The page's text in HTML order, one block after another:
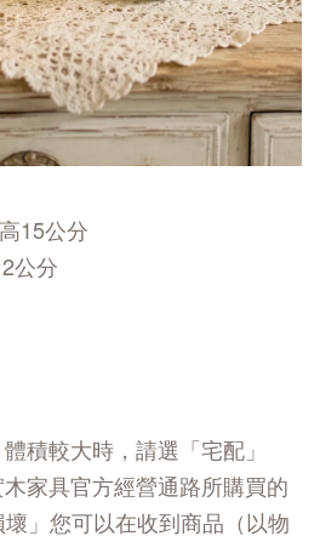
15公分
公分
積較大時，請選「宅配」
家具官方經營通路所購買的
」您可以在收到商品（以物